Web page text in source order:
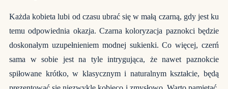
Każda kobieta lubi od czasu ubrać się w małą czarną, gdy jest ku
temu odpowiednia okazja. Czarna koloryzacja paznokci będzie
doskonałym uzupełnieniem modnej sukienki. Co więcej, czerń
sama w sobie jest na tyle intrygująca, że nawet paznokcie
spiłowane krótko, w klasycznym i naturalnym kształcie, będą